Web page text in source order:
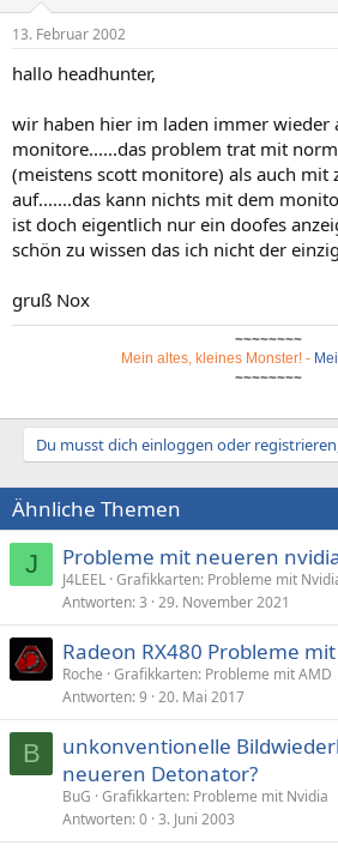
13. Februar 2002
hallo headhunter,
wir haben hier im laden immer wieder
monitore......das problem trat mit
(meistens scott monitore) als auch mit
auf.......das kann nichts mit dem
ist doch eigentlich nur ein doofes
schön zu wissen das ich nicht der
gruß Nox
~~~~~~~~
Mein altes, kleines Monster!-
~~~~~~~~
Du musst dich einloggen oder
Ähnliche Themen
J Probleme mit neueren
J4LEEL Grafikkarten: Probleme mit
Antworten 3 29. November 2021
Radeon RX480 Probleme
Roche Grafikkarten: Probleme mit AMD
Antworten 9 20. Mai 2017
B
unkonventionelle
neueren Detonator?
BuG Grafikkarten: Probleme mit Nvidia
Antworten 0 3. Juni 2003